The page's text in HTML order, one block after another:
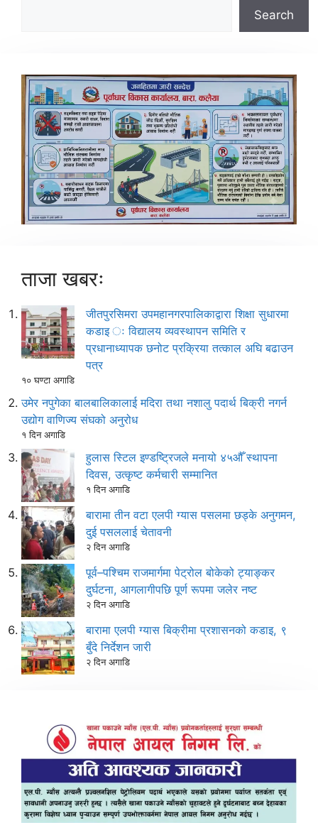
Search
ताजा खबरः
जीतपुरसिमरा उपमहानगरपालिकाद्वारा शिक्षा सुधारमा
कडाइ ः विद्यालय व्यवस्थापन समिति र
प्रधानाध्यापक छनोट प्रक्रिया तत्काल अघि बढाउन
पत्र
१० घण्टा अगाडि
उमेर नपुगेका बालबालिकालाई मदिरा तथा नशालु पदार्थ बिक्री नगर्न
उद्योग वाणिज्य संघको अनुरोध
१ दिन अगाडि
हुलास स्टिल इण्डष्ट्रिजले मनायो ४५औँ स्थापना
दिवस, उत्कृष्ट कर्मचारी सम्मानित
१ दिन अगाडि
बारामा तीन वटा एलपी ग्यास पसलमा छड्के अनुगमन,
दुई पसललाई चेतावनी
२ दिन अगाडि
पूर्व–पश्चिम राजमार्गमा पेट्रोल बोकेको ट्याङ्कर
दुर्घटना, आगलागीपछि पूर्ण रूपमा जलेर नष्ट
२ दिन अगाडि
बारामा एलपी ग्यास बिक्रीमा प्रशासनको कडाइ, ९
बुँदे निर्देशन जारी
२ दिन अगाडि